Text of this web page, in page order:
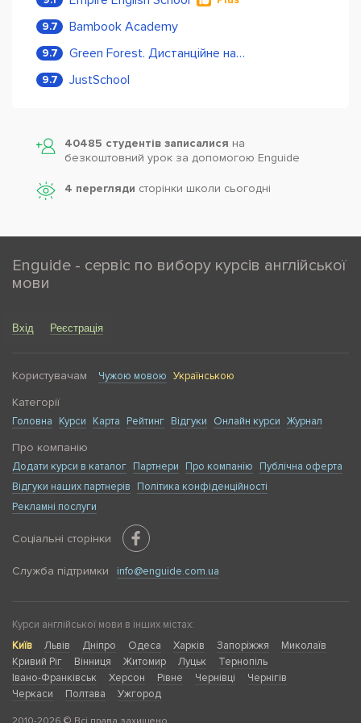
вас на наших курсах іноземних мов “Lingo Education”
Наші переваги:
навчання у форматах online та offline
заняття у ранковий час
підготовка до ЗНО
навчаємо як дорослих так і діток
індивідуальний та гнучкий графік навчання
сертифікація студентів
можливість розтермінування оплати
невелика кількість студентів у групі
9.7 Bambook Academy
9.7 Green Forest. Дистанційне навчання
9.7 JustSchool
40485 студентів записалися на
безкоштовний урок за допомогою Enguide
4 перегляди сторінки школи cьогодні
Enguide - сервіс по вибору курсів англійської
мови
Вхід Реєстрація
Користувачам Чужою мовою Українською
Категорії
Головна Курси Карта Рейтинг Відгуки Онлайн курси Журнал
Про компанію
Додати курси в каталог Партнери Про компанію
Публічна оферта
Відгуки наших партнерів
Політика конфіденційності
Рекламні послуги
Соціальні сторінки
Служба підтримки info@enguide.com.ua
Курси англійської мови в інших містах:
Київ
Львів Дніпро Одеса Харків Запоріжжя
Миколаїв
Кривий Ріг
Вінниця Житомир Луцьк
Тернопіль
Івано-Франківськ
Херсон Рівне Чернівці
Чернігів
Черкаси
Полтава Ужгород